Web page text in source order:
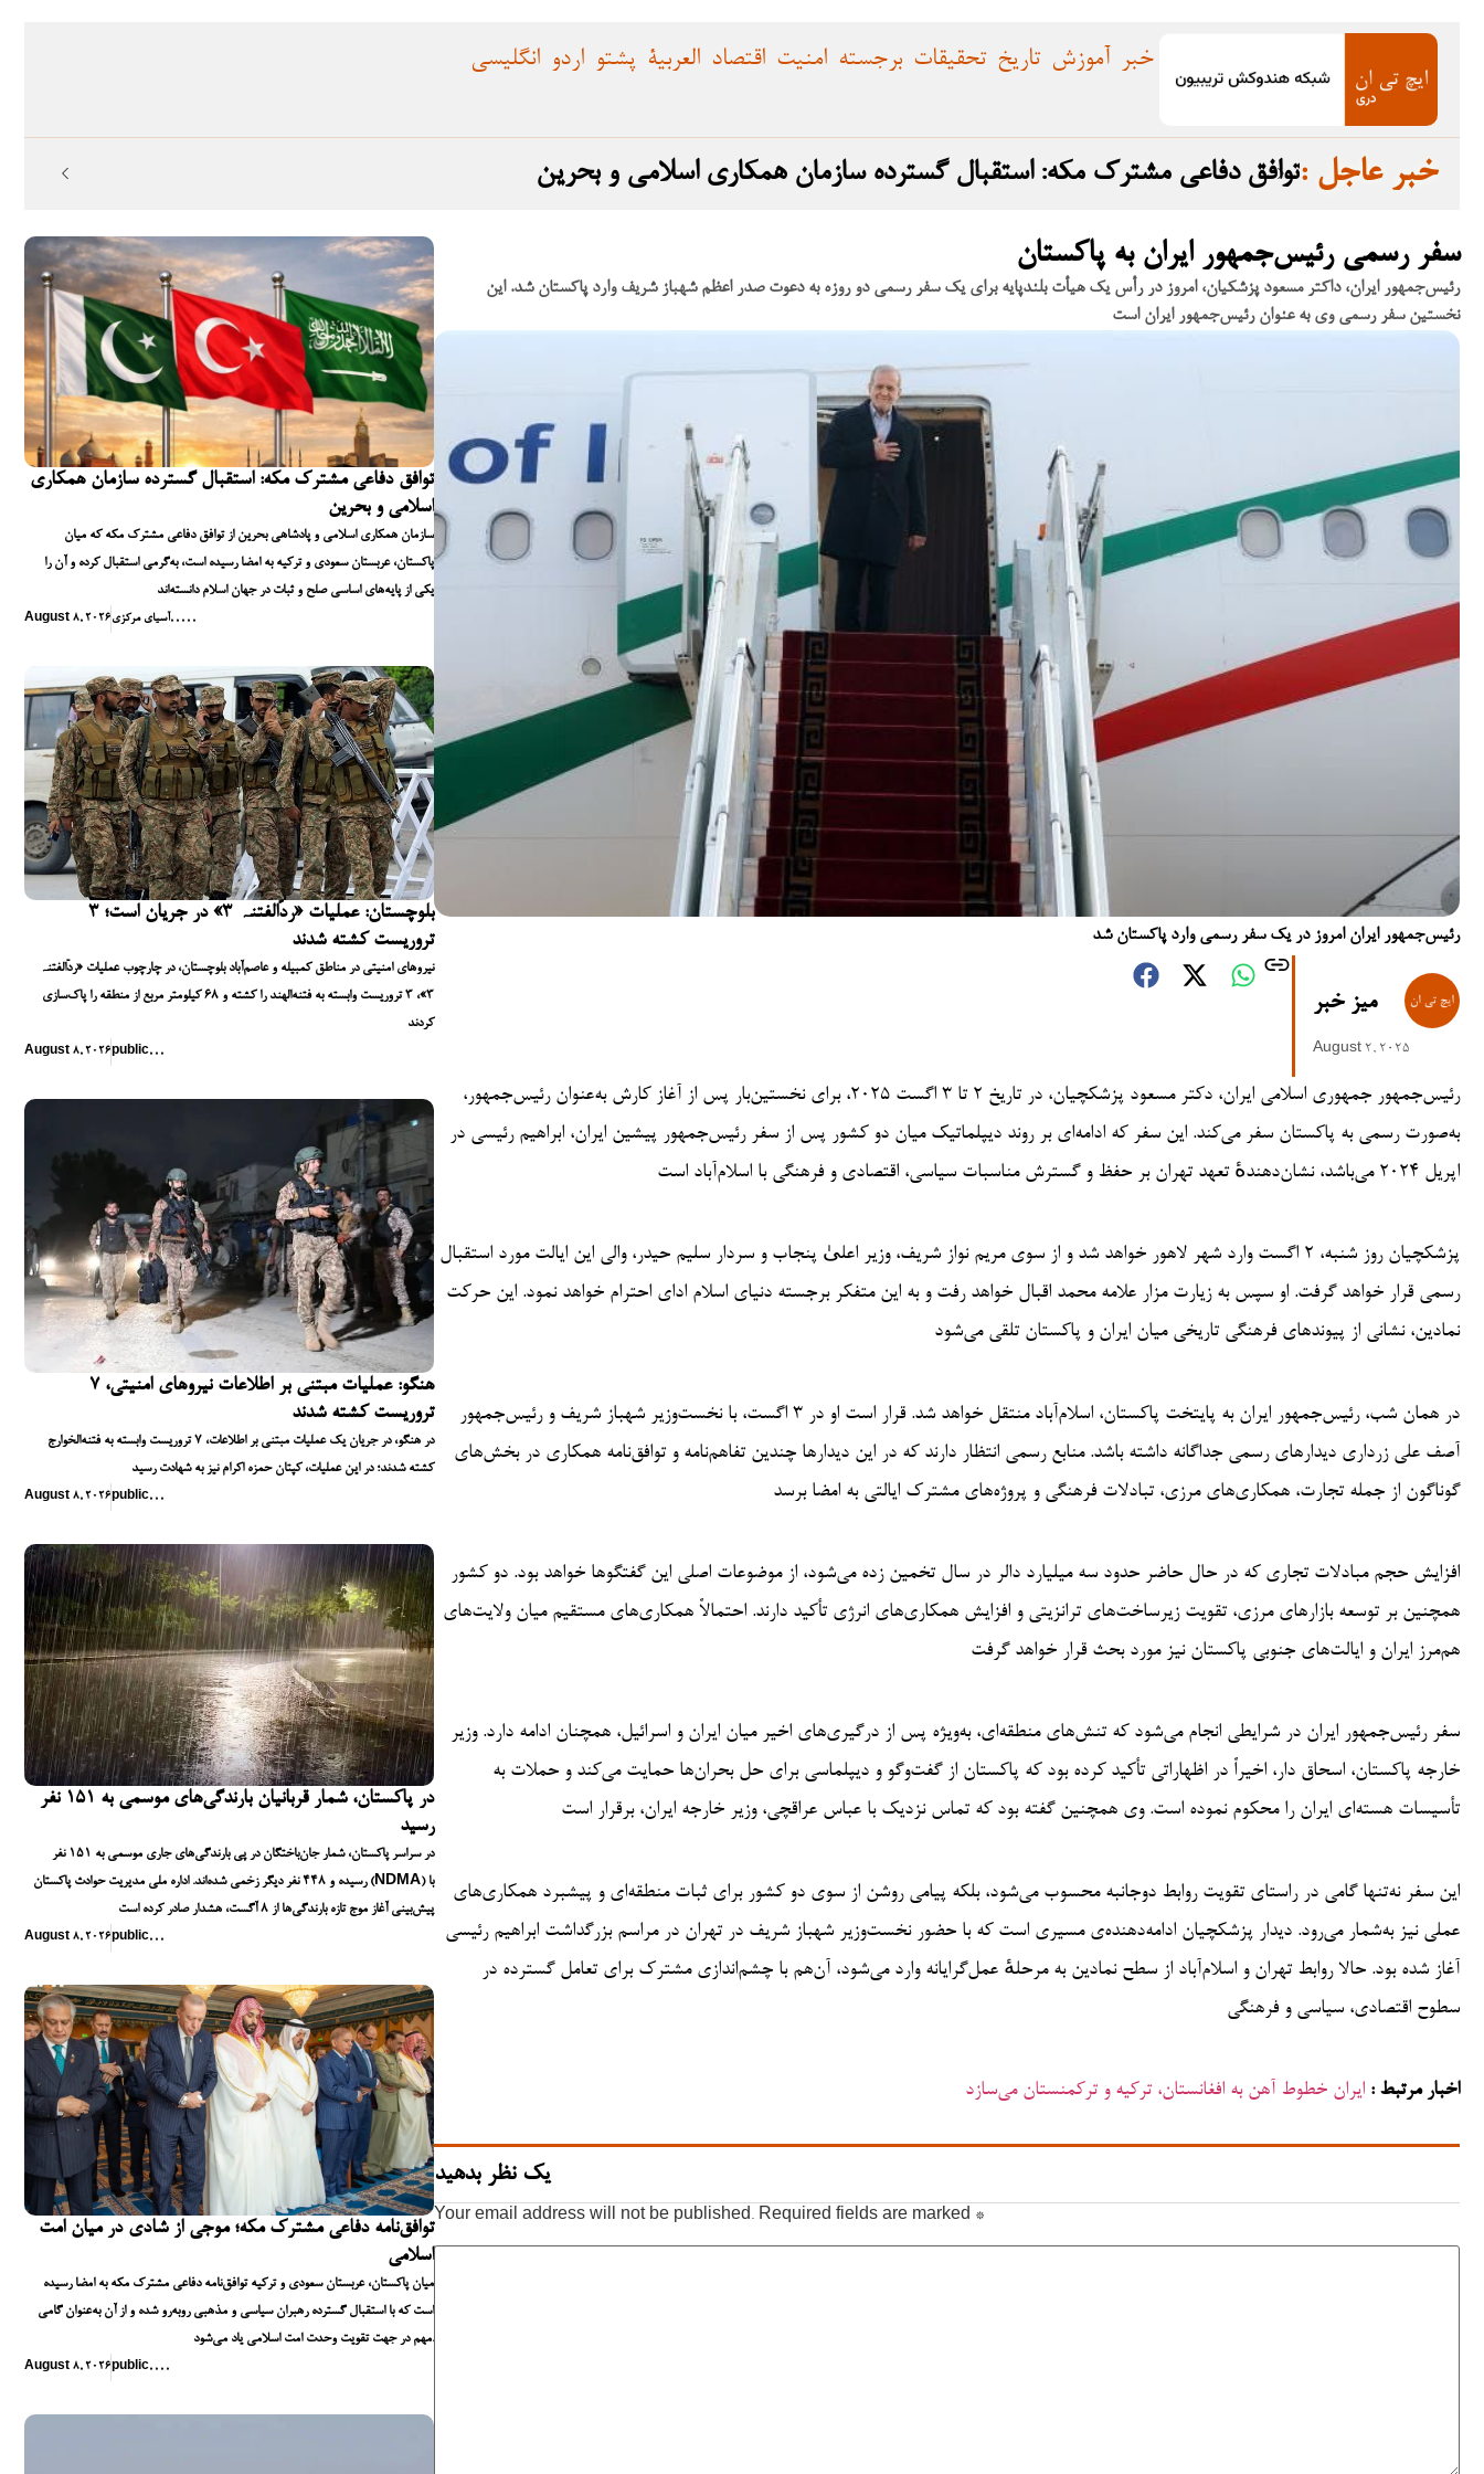
اقتصاد امنیت برجسته تحقیقات تاریخ آموزش خبر انگلیسی اردو پشتو العربية
توافق دفاعی مشترک مکه: استقبال گسترده سازمان همکاری اسلامی و بحرین : خبر عاجل
توافق دفاعی مشترک مکه: استقبال گسترده سازمان همکاری
اسلامی و بحرین
سازمان همکاری اسلامی و پادشاهی بحرین از توافق دفاعی مشترک مکه که میان
پاکستان، عربستان سعودی و ترکیه به امضا رسیده است، به‌گرمی استقبال کرده و آن را
یکی از پایه‌های اساسی صلح و ثبات در جهان اسلام دانسته‌اند
August 8, 2026آسیای مرکزی, , , , ,
بلوچستان: عملیات «ردّالفتنہ ۳» در جریان است؛ ۳
تروریست کشته شدند
نیروهای امنیتی در مناطق کمبیله و عاصم‌آباد بلوچستان، در چارچوب عملیات «ردّالفتنہ
۳»، ۳ تروریست وابسته به فتنه‌الهند را کشته و ۶۸ کیلومتر مربع از منطقه را پاک‌سازی
کردند
August 8, 2026 public, , ,
هنگو: عملیات مبتنی بر اطلاعات نیروهای امنیتی، ۷
تروریست کشته شدند
در هنگو، در جریان یک عملیات مبتنی بر اطلاعات، ۷ تروریست وابسته به فتنه‌الخوارج
کشته شدند؛ در این عملیات، کپتان حمزه اکرام نیز به شهادت رسید
August 8, 2026 public, , ,
در پاکستان، شمار قربانیان بارندگی‌های موسمی به ۱۵۱ نفر
رسید
در سراسر پاکستان، شمار جان‌باختگان در پی بارندگی‌های جاری موسمی به ۱۵۱ نفر
رسیده و ۴۴۸ نفر دیگر زخمی شده‌اند. اداره ملی مدیریت حوادث پاکستان (NDMA) با
پیش‌بینی آغاز موج تازه بارندگی‌ها از ۸ آگست، هشدار صادر کرده است
August 8, 2026 public, , ,
توافق‌نامه دفاعی مشترک مکه؛ موجی از شادی در میان امت
اسلامی
میان پاکستان، عربستان سعودی و ترکیه توافق‌نامه دفاعی مشترک مکه به امضا رسیده
است که با استقبال گسترده رهبران سیاسی و مذهبی روبه‌رو شده و از آن به‌عنوان گامی
مهم در جهت تقویت وحدت امت اسلامی یاد می‌شود.
August 8, 2026 public, , , ,
سفر رسمی رئیس‌جمهور ایران به پاکستان
رئیس‌جمهور ایران، داکتر مسعود پزشکیان، امروز در رأس یک هیأت بلندپایه برای یک سفر رسمی دو روزه به دعوت صدر اعظم شهباز شریف وارد پاکستان شد. این
نخستین سفر رسمی وی به عنوان رئیس‌جمهور ایران است
رئیس‌جمهور ایران امروز در یک سفر رسمی وارد پاکستان شد
میز خبر
August 2, 2025
رئیس‌جمهور جمهوری اسلامی ایران، دکتر مسعود پزشکچیان، در تاریخ ۲ تا ۳ اگست ۲۰۲۵، برای نخستین‌بار پس از آغاز کارش به‌عنوان رئیس‌جمهور،
به‌صورت رسمی به پاکستان سفر می‌کند. این سفر که ادامه‌ای بر روند دیپلماتیک میان دو کشور پس از سفر رئیس‌جمهور پیشین ایران، ابراهیم رئیسی در
اپریل ۲۰۲۴ می‌باشد، نشان‌دهندهٔ تعهد تهران بر حفظ و گسترش مناسبات سیاسی، اقتصادی و فرهنگی با اسلام‌آباد است
پزشکچیان روز شنبه، ۲ اگست وارد شهر لاهور خواهد شد و از سوی مریم نواز شریف، وزیر اعلیٰ پنجاب و سردار سلیم حیدر، والی این ایالت مورد استقبال
رسمی قرار خواهد گرفت. او سپس به زیارت مزار علامه محمد اقبال خواهد رفت و به این متفکر برجسته دنیای اسلام ادای احترام خواهد نمود. این حرکت
نمادین، نشانی از پیوندهای فرهنگی تاریخی میان ایران و پاکستان تلقی می‌شود
در همان شب، رئیس‌جمهور ایران به پایتخت پاکستان، اسلام‌آباد منتقل خواهد شد. قرار است او در ۳ اگست، با نخست‌وزیر شهباز شریف و رئیس‌جمهور
آصف علی زرداری دیدارهای رسمی جداگانه داشته باشد. منابع رسمی انتظار دارند که در این دیدارها چندین تفاهم‌نامه و توافق‌نامه همکاری در بخش‌های
گوناگون از جمله تجارت، همکاری‌های مرزی، تبادلات فرهنگی و پروژه‌های مشترک ایالتی به امضا برسد
افزایش حجم مبادلات تجاری که در حال حاضر حدود سه میلیارد دالر در سال تخمین زده می‌شود، از موضوعات اصلی این گفتگوها خواهد بود. دو کشور
همچنین بر توسعه بازارهای مرزی، تقویت زیرساخت‌های ترانزیتی و افزایش همکاری‌های انرژی تأکید دارند. احتمالاً همکاری‌های مستقیم میان ولایت‌های
هم‌مرز ایران و ایالت‌های جنوبی پاکستان نیز مورد بحث قرار خواهد گرفت
سفر رئیس‌جمهور ایران در شرایطی انجام می‌شود که تنش‌های منطقه‌ای، به‌ویژه پس از درگیری‌های اخیر میان ایران و اسرائیل، همچنان ادامه دارد. وزیر
خارجه پاکستان، اسحاق دار، اخیراً در اظهاراتی تأکید کرده بود که پاکستان از گفت‌وگو و دیپلماسی برای حل بحران‌ها حمایت می‌کند و حملات به
تأسیسات هسته‌ای ایران را محکوم نموده است. وی همچنین گفته بود که تماس نزدیک با عباس عراقچی، وزیر خارجه ایران، برقرار است
این سفر نه‌تنها گامی در راستای تقویت روابط دوجانبه محسوب می‌شود، بلکه پیامی روشن از سوی دو کشور برای ثبات منطقه‌ای و پیشبرد همکاری‌های
عملی نیز به‌شمار می‌رود. دیدار پزشکچیان ادامه‌دهنده‌ی مسیری است که با حضور نخست‌وزیر شهباز شریف در تهران در مراسم بزرگداشت ابراهیم رئیسی
آغاز شده بود. حالا روابط تهران و اسلام‌آباد از سطح نمادین به مرحلهٔ عمل‌گرایانه وارد می‌شود، آن‌هم با چشم‌اندازی مشترک برای تعامل گسترده در
سطوح اقتصادی، سیاسی و فرهنگی
اخبار مرتبط : ایران خطوط آهن به افغانستان، ترکیه و ترکمنستان می‌سازد
یک نظر بدهید
Your email address will not be published. Required fields are marked *